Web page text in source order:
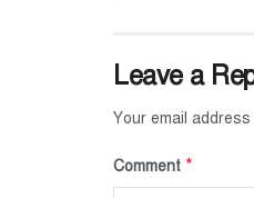
Leave a
Your email
Comment *